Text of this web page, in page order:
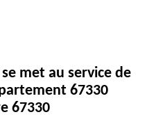
met au service de
67330
67330